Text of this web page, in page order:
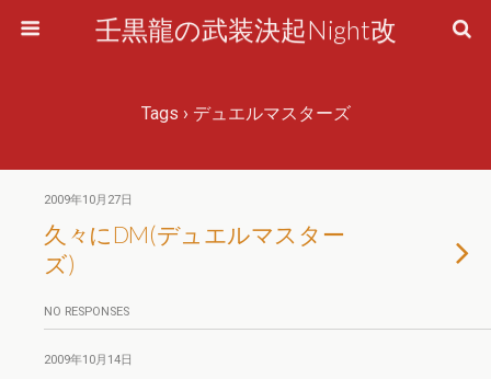
壬黒龍の武装決起Night改
Tags › デュエルマスターズ
2009年10月27日
久々にDM(デュエルマスター
ズ)
NO RESPONSES
2009年10月14日